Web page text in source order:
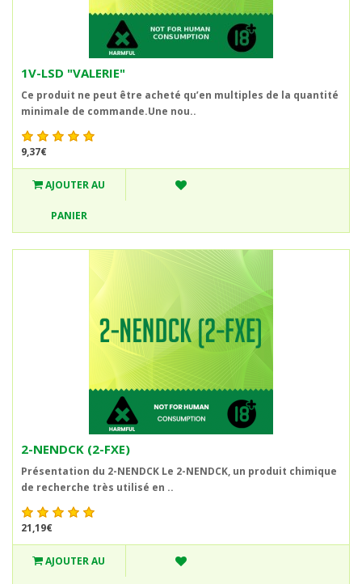
1V-LSD "VALERIE"
Ce produit ne peut être acheté qu’en multiples de la quantité
minimale de commande.Une nou..
9,37€
AJOUTER AU
PANIER
2-NENDCK (2-FXE)
Présentation du 2-NENDCK Le 2-NENDCK, un produit chimique
de recherche très utilisé en ..
21,19€
AJOUTER AU